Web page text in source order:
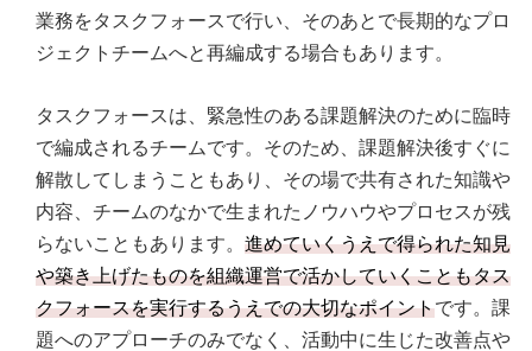
業務をタスクフォースで行い、そのあとで長期的なプロ
ジェクトチームへと再編成する場合もあります。
タスクフォースは、緊急性のある課題解決のために臨時
で編成されるチームです。そのため、課題解決後すぐに
解散してしまうこともあり、その場で共有された知識や
内容、チームのなかで生まれたノウハウやプロセスが残
らないこともあります。 進めていくうえで得られた知見
や築き上げたものを組織運営で活かしていくこともタス
クフォースを実行するうえでの大切なポイントです。課
題へのアプローチのみでなく、活動中に生じた改善点や